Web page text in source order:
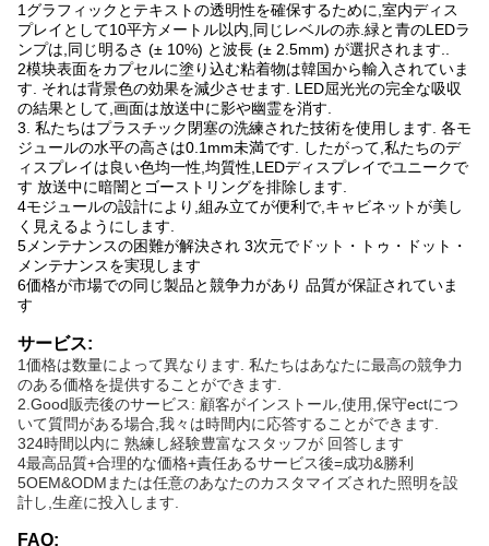
1グラフィックとテキストの透明性を確保するために,室内ディス
プレイとして10平方メートル以内,同じレベルの赤.緑と青のLEDラ
ンプは,同じ明るさ (± 10%) と波長 (± 2.5mm) が選択されます..
2模块表面をカプセルに塗り込む粘着物は韓国から輸入されていま
す. それは背景色の効果を減少させます. LED屈光光の完全な吸収
の結果として,画面は放送中に影や幽霊を消す.
3. 私たちはプラスチック閉塞の洗練された技術を使用します. 各モ
ジュールの水平の高さは0.1mm未満です. したがって,私たちのデ
ィスプレイは良い色均一性,均質性,LEDディスプレイでユニークで
す 放送中に暗闇とゴーストリングを排除します.
4モジュールの設計により,組み立てが便利で,キャビネットが美し
く見えるようにします.
5メンテナンスの困難が解決され 3次元でドット・トゥ・ドット・
メンテナンスを実現します
6価格が市場での同じ製品と競争力があり 品質が保証されていま
す
サービス:
1価格は数量によって異なります. 私たちはあなたに最高の競争力
のある価格を提供することができます.
2.Good販売後のサービス: 顧客がインストール,使用,保守ectにつ
いて質問がある場合,我々は時間内に応答することができます.
324時間以内に 熟練し経験豊富なスタッフが 回答します
4最高品質+合理的な価格+責任あるサービス後=成功&勝利
5OEM&ODMまたは任意のあなたのカスタマイズされた照明を設
計し,生産に投入します.
FAQ: